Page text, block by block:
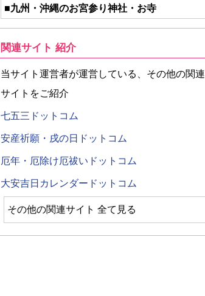
■九州・沖縄のお宮参り神社・お寺
関連サイト 紹介
当サイト運営者が運営している、その他の関連
サイトをご紹介
七五三ドットコム
安産祈願・戌の日ドットコム
厄年・厄除け厄祓いドットコム
大安吉日カレンダードットコム
その他の関連サイト 全て見る